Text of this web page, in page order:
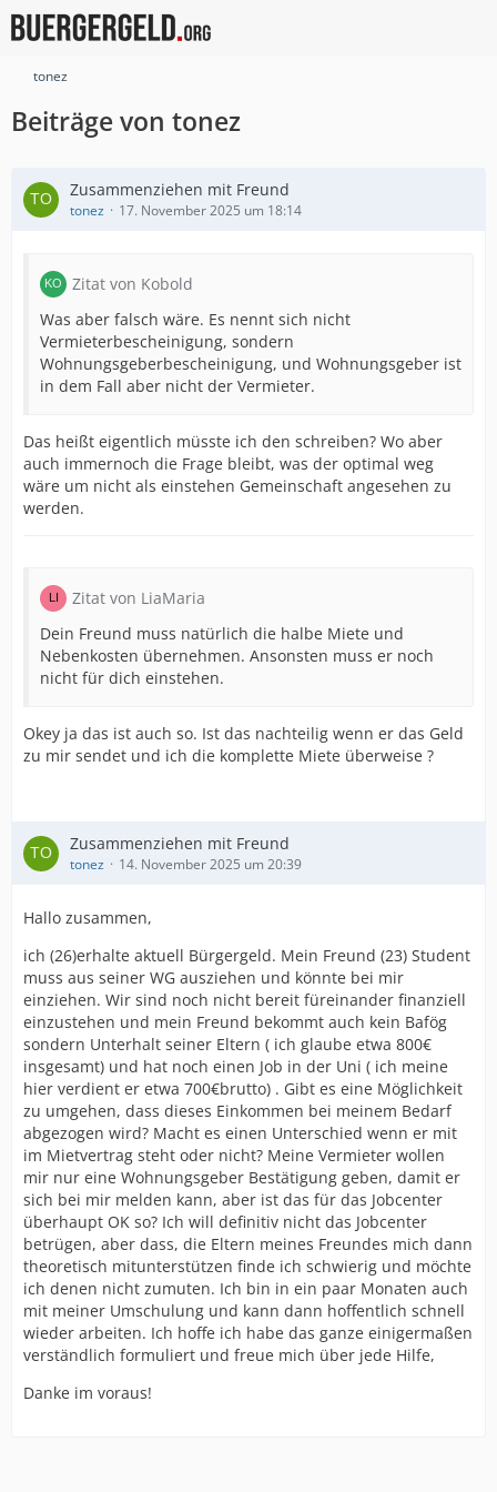
tonez
Beiträge von tonez
Zusammenziehen mit Freund
tonez 17. November 2025 um 18:14
Zitat von Kobold
Was aber falsch wäre. Es nennt sich nicht
Vermieterbescheinigung, sondern
Wohnungsgeberbescheinigung, und Wohnungsgeber ist
in dem Fall aber nicht der Vermieter.
Das heißt eigentlich müsste ich den schreiben? Wo aber
auch immernoch die Frage bleibt, was der optimal weg
wäre um nicht als einstehen Gemeinschaft angesehen zu
werden.
Zitat von LiaMaria
Dein Freund muss natürlich die halbe Miete und
Nebenkosten übernehmen. Ansonsten muss er noch
nicht für dich einstehen.
Okey ja das ist auch so. Ist das nachteilig wenn er das Geld
zu mir sendet und ich die komplette Miete überweise ?
Zusammenziehen mit Freund
tonez 14. November 2025 um 20:39
Hallo zusammen,
ich (26)erhalte aktuell Bürgergeld. Mein Freund (23) Student
muss aus seiner WG ausziehen und könnte bei mir
einziehen. Wir sind noch nicht bereit füreinander finanziell
einzustehen und mein Freund bekommt auch kein Bafög
sondern Unterhalt seiner Eltern ( ich glaube etwa 800€
insgesamt) und hat noch einen Job in der Uni ( ich meine
hier verdient er etwa 700€brutto) . Gibt es eine Möglichkeit
zu umgehen, dass dieses Einkommen bei meinem Bedarf
abgezogen wird? Macht es einen Unterschied wenn er mit
im Mietvertrag steht oder nicht? Meine Vermieter wollen
mir nur eine Wohnungsgeber Bestätigung geben, damit er
sich bei mir melden kann, aber ist das für das Jobcenter
überhaupt OK so? Ich will definitiv nicht das Jobcenter
betrügen, aber dass, die Eltern meines Freundes mich dann
theoretisch mitunterstützen finde ich schwierig und möchte
ich denen nicht zumuten. Ich bin in ein paar Monaten auch
mit meiner Umschulung und kann dann hoffentlich schnell
wieder arbeiten. Ich hoffe ich habe das ganze einigermaßen
verständlich formuliert und freue mich über jede Hilfe,
Danke im voraus!